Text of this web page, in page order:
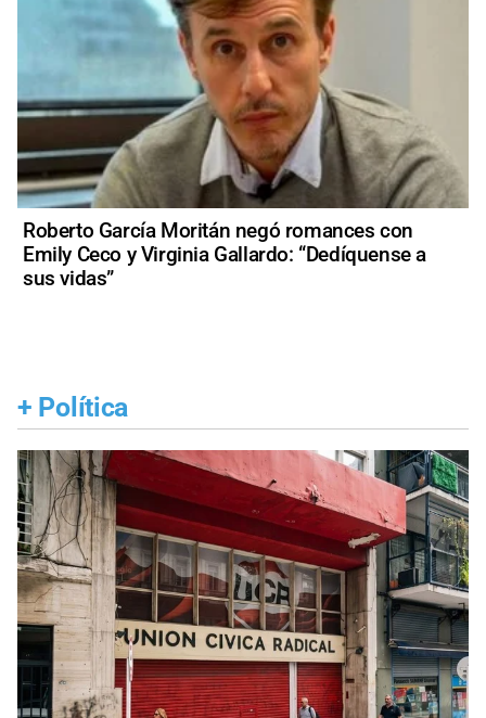
Roberto García Moritán negó romances con
Emily Ceco y Virginia Gallardo: “Dedíquense a
sus vidas”
+ Política